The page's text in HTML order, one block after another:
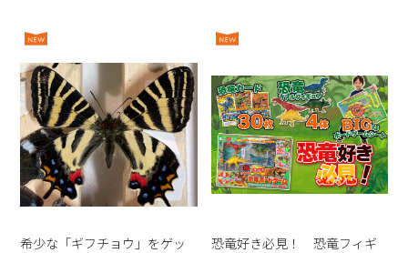
希少な「ギフチョウ」をゲッ
恐竜好き必見！ 恐竜フィギ